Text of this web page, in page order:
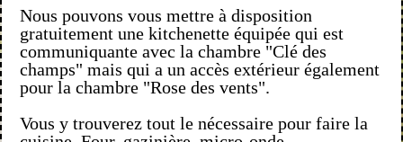
Nous pouvons vous mettre à disposition
gratuitement une kitchenette équipée qui est
communiquante avec la chambre "Clé des
champs" mais qui a un accès extérieur également
pour la chambre "Rose des vents".
Vous y trouverez tout le nécessaire pour faire la